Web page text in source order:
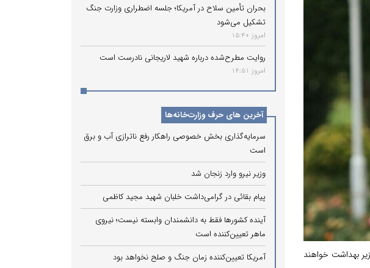
۱۴۰۴، میزبان وزیر بهداشت خواهند
بحران تأمین سلاح در آمریکا؛ جلسه اضطراری وزارت جنگ
تشکیل می‌شود
امروز 15:40
روایت مطرح‌شده درباره شهید لاریجانی نادرست است
امروز 14:51
آخرین های حرف وزارت‌خانه‌ها
سرمایه‌گذاری بخش خصوصی راهکار رفع ناترازی آب و برق
است
وزیر نیرو وارد زنجان شد
پیام بقائی در گرامی‌داشت خلبان شهید مجید کاظمی
آینده کشورها فقط به دانشمندان وابسته نیست؛ نیروی
ماهر تعیین‌کننده است
آمریکا تعیین‌کننده زمان جنگ و صلح نخواهد بود